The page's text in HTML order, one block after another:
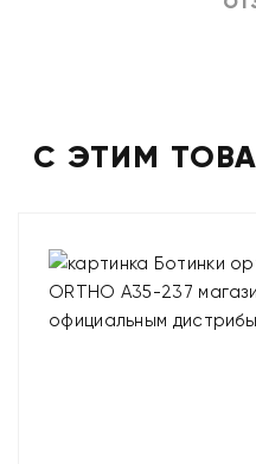
С ЭТИМ